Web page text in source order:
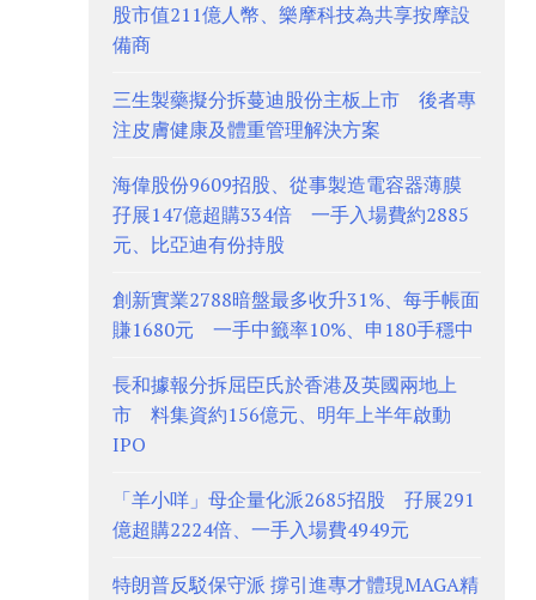
股市值211億人幣、樂摩科技為共享按摩設
備商
三生製藥擬分拆蔓迪股份主板上市 後者專
注皮膚健康及體重管理解決方案
海偉股份9609招股、從事製造電容器薄膜
孖展147億超購334倍 一手入場費約2885
元、比亞迪有份持股
創新實業2788暗盤最多收升31%、每手帳面
賺1680元 一手中籤率10%、申180手穩中
長和據報分拆屈臣氏於香港及英國兩地上
市 料集資約156億元、明年上半年啟動
IPO
「羊小咩」母企量化派2685招股 孖展291
億超購2224倍、一手入場費4949元
特朗普反駁保守派 撐引進專才體現MAGA精